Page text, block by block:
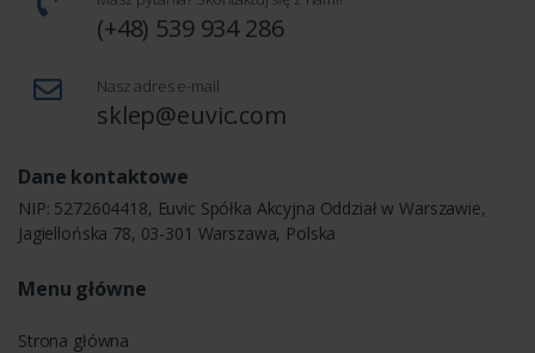
(+48) 539 934 286
Nasz adres e-mail
sklep@euvic.com
Dane kontaktowe
NIP: 5272604418, Euvic Spółka Akcyjna Oddział w Warszawie,
Jagiellońska 78, 03-301 Warszawa, Polska
Menu główne
Strona główna